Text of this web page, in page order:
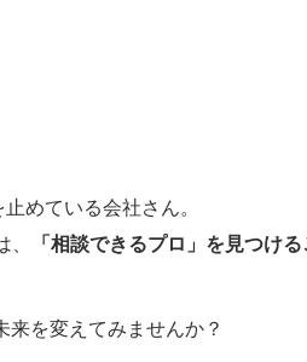
めている会社さん。
「相談できるプロ」を見つける
を変えてみませんか？